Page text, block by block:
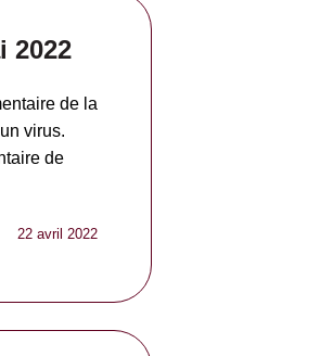
2022
de la
virus.
de
22 avril 2022